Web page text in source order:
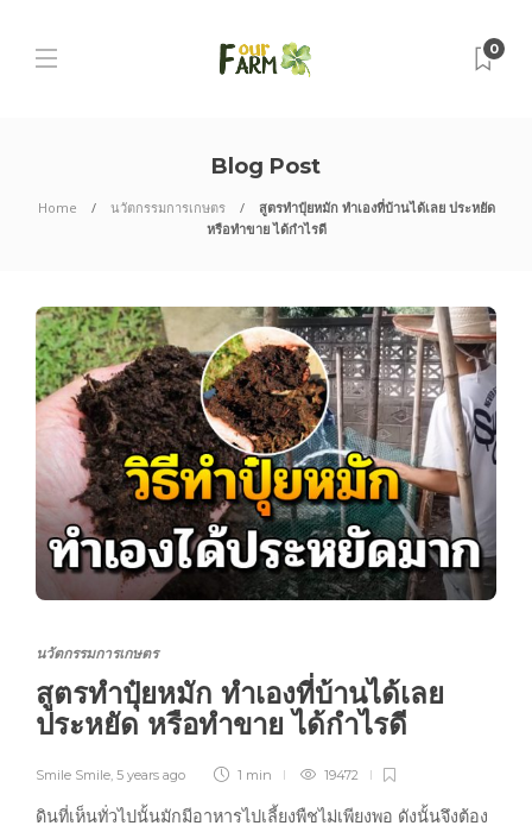
0
Blog Post
Home นวัตกรรมการเกษตร
สูตรทำปุ๋ยหมัก ทำเองที่บ้านได้เลย ประหยัด
หรือทำขาย ได้กำไรดี
นวัตกรรมการเกษตร
สูตรทำปุ๋ยหมัก ทำเองที่บ้านได้เลย
ประหยัด หรือทำขาย ได้กำไรดี
Smile Smile 5 years ago 1 min 19472
ดินที่เห็นทั่วไปนั้นมักมีอาหารไปเลี้ยงพืชไม่เพียงพอ ดังนั้นจึงต้อง